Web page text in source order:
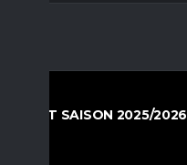
OST SAISON 2025/2026